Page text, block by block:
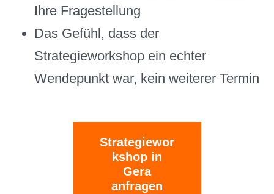
Ihre Fragestellung
Das Gefühl, dass der
Strategieworkshop ein echter
Wendepunkt war, kein weiterer Termin
Strategiewor
kshop in
Gera
anfragen